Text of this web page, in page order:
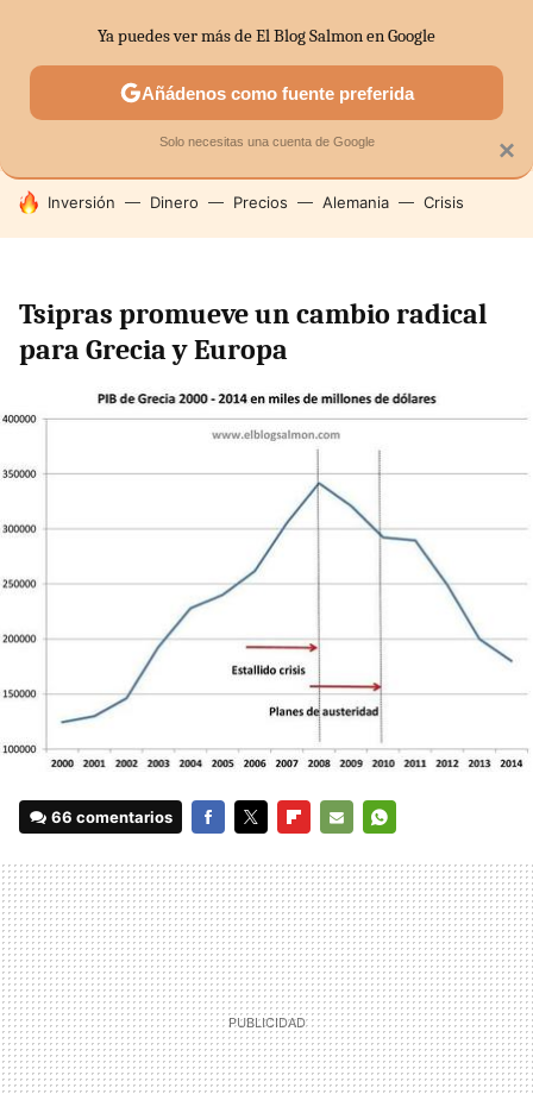
SECTORES ECONOMÍA DOMÉSTICA MERCADOS
HOY SE HABLA DE
Inversión Dinero Precios Alemania Crisis
Tsipras promueve un cambio radical
para Grecia y Europa
66 comentarios
MAIL
×
Ya puedes ver más de El Blog Salmon en Google
Añádenos como fuente preferida
Solo necesitas una cuenta de Google